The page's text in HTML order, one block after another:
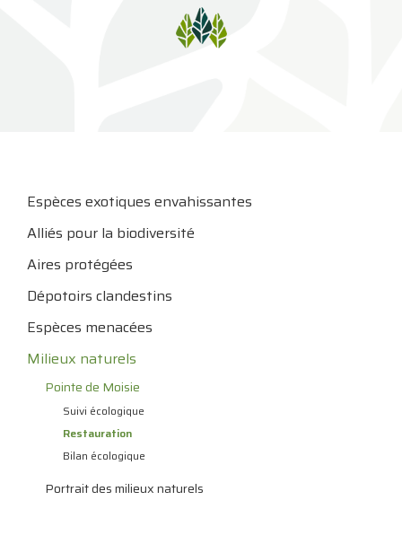
Espèces exotiques envahissantes
Alliés pour la biodiversité
Aires protégées
Dépotoirs clandestins
Espèces menacées
Milieux naturels
Pointe de Moisie
Suivi écologique
Restauration
Bilan écologique
Portrait des milieux naturels